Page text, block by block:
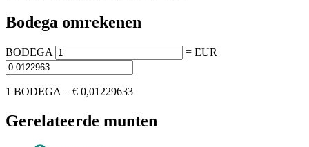
Bodega omrekenen
BODEGA = EUR
1 BODEGA = € 0,01229633
Gerelateerde munten